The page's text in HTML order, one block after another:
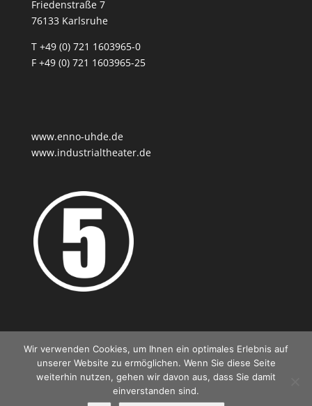
Friedenstraße 7
76133 Karlsruhe
T +49 (0) 721 1603965-0
F +49 (0) 721 1603965-25
www.enno-uhde.de
www.industrialtheater.de
Kontakt Impressum Datenschutz
Wir verwenden Cookies, um Ihnen ein optimales Erlebnis auf
unserer Website zu ermöglichen. Wenn Sie diese Seite
weiterhin nutzen, gehen wir davon aus, dass Sie damit
einverstanden sind.